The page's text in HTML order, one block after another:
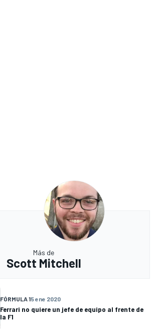
Más de
Scott Mitchell
FÓRMULA 15 ene 2020
Ferrari no quiere un jefe de equipo al frente de
la F1